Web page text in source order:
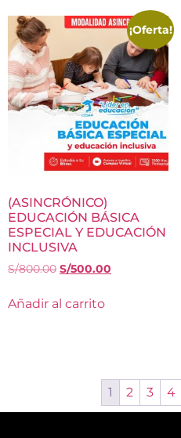
¡Oferta!
(ASINCRÓNICO)
EDUCACIÓN BÁSICA
ESPECIAL Y EDUCACIÓN
INCLUSIVA
S/800.00 S/500.00
Añadir al carrito
1 2 3 4